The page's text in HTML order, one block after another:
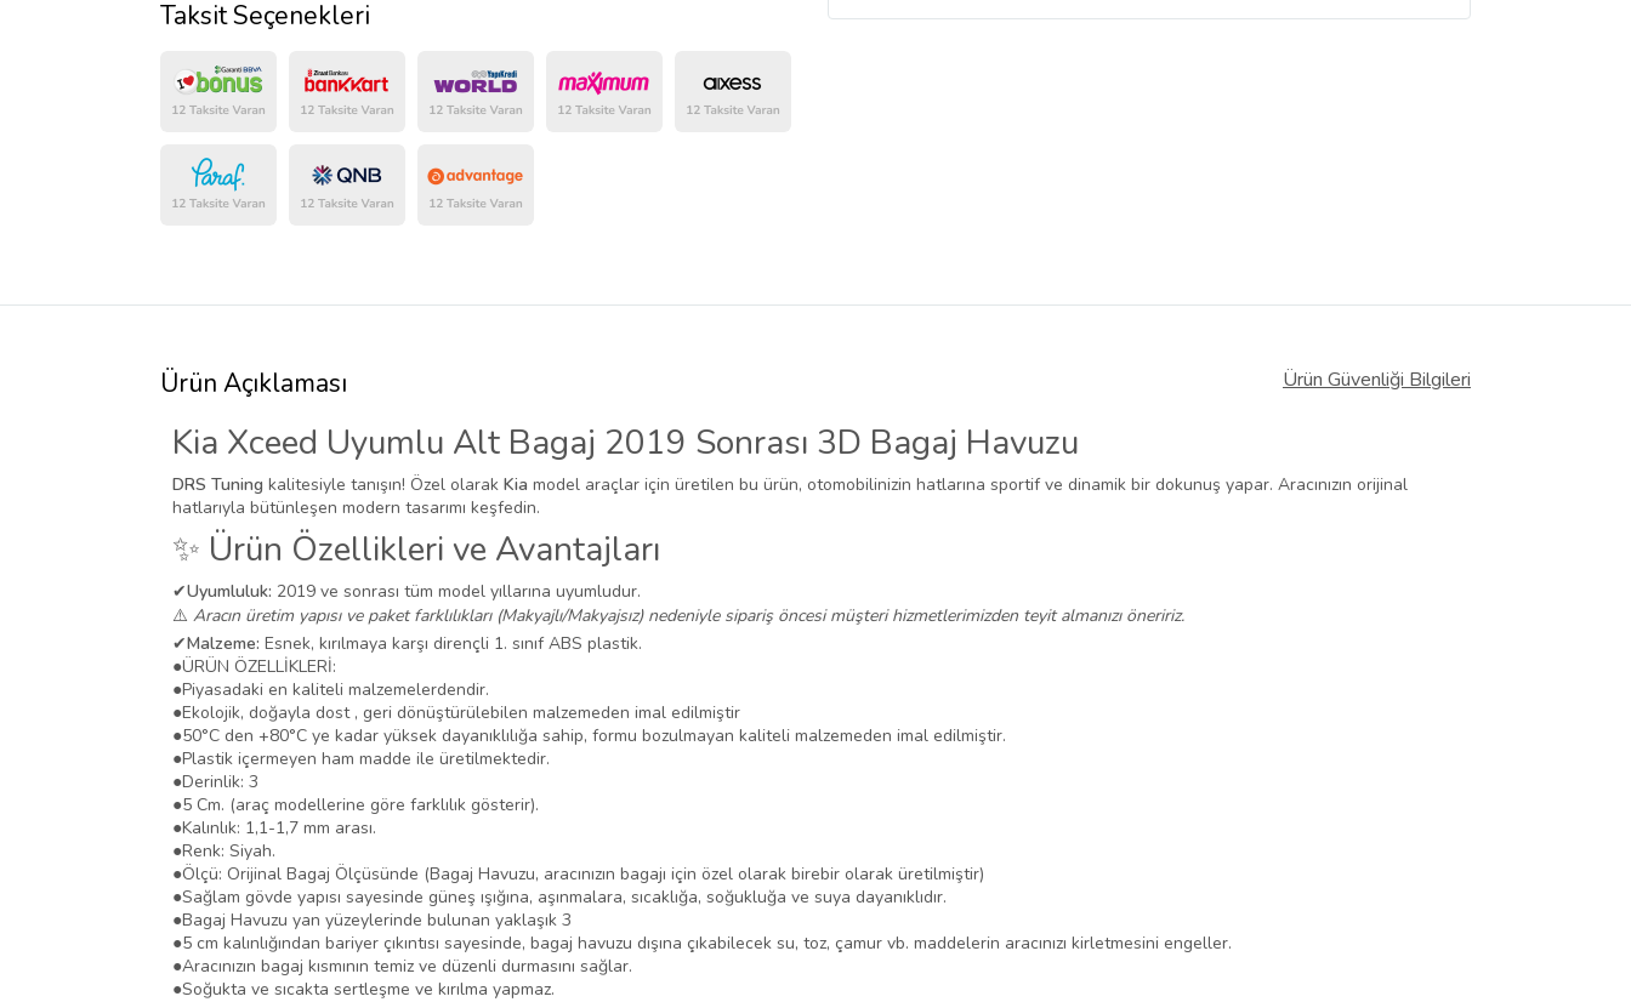
Bu SatıcınınTüm Ürünlerini Görüntüle
Taksit Seçenekleri
Ürün Açıklaması Ürün Güvenliği Bilgileri
Kia Xceed Uyumlu Alt Bagaj 2019 Sonrası 3D Bagaj Havuzu
DRS Tuning kalitesiyle tanışın! Özel olarak Kia model araçlar için üretilen bu ürün, otomobilinizin hatlarına sportif ve dinamik bir dokunuş yapar. Aracınızın orijinal
hatlarıyla bütünleşen modern tasarımı keşfedin.
✨ Ürün Özellikleri ve Avantajları
✔Uyumluluk: 2019 ve sonrası tüm model yıllarına uyumludur.
⚠️ Aracın üretim yapısı ve paket farklılıkları (Makyajlı/Makyajsız) nedeniyle sipariş öncesi müşteri hizmetlerimizden teyit almanızı öneririz.
✔Malzeme: Esnek, kırılmaya karşı dirençli 1. sınıf ABS plastik.
●ÜRÜN ÖZELLİKLERİ:
●Piyasadaki en kaliteli malzemelerdendir.
●Ekolojik, doğayla dost , geri dönüştürülebilen malzemeden imal edilmiştir
●50°C den +80°C ye kadar yüksek dayanıklılığa sahip, formu bozulmayan kaliteli malzemeden imal edilmiştir.
●Plastik içermeyen ham madde ile üretilmektedir.
●Derinlik: 3
●5 Cm. (araç modellerine göre farklılık gösterir).
●Kalınlık: 1,1-1,7 mm arası.
●Renk: Siyah.
●Ölçü: Orijinal Bagaj Ölçüsünde (Bagaj Havuzu, aracınızın bagajı için özel olarak birebir olarak üretilmiştir)
●Sağlam gövde yapısı sayesinde güneş ışığına, aşınmalara, sıcaklığa, soğukluğa ve suya dayanıklıdır.
●Bagaj Havuzu yan yüzeylerinde bulunan yaklaşık 3
●5 cm kalınlığından bariyer çıkıntısı sayesinde, bagaj havuzu dışına çıkabilecek su, toz, çamur vb. maddelerin aracınızı kirletmesini engeller.
●Aracınızın bagaj kısmının temiz ve düzenli durmasını sağlar.
●Soğukta ve sıcakta sertleşme ve kırılma yapmaz.